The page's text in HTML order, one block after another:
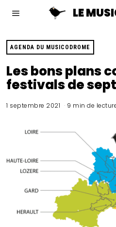
LE
AGENDA DU MUSICODROME
Les bons plans
festivals de
1 septembre 2021 9 min de